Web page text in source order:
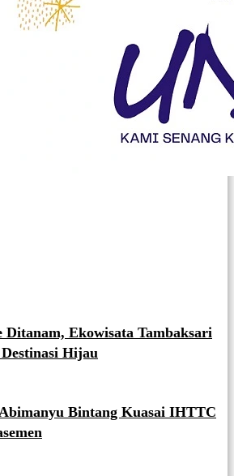
Ditanam, Ekowisata Tambaksari
Hijau
Bintang Kuasai IHTTC